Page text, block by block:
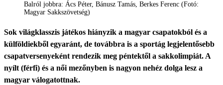
Balról jobbra: Ács Péter, Bánusz Tamás, Berkes Ferenc (Fotó:
Magyar Sakkszövetség)
Sok világklasszis játékos hiányzik a magyar csapatokból és a
külföldiekből egyaránt, de továbbra is a sportág legjelentősebb
csapatversenyeként rendezik meg péntektől a sakkolimpiát. A
nyílt (férfi) és a női mezőnyben is nagyon nehéz dolga lesz a
magyar válogatottnak.